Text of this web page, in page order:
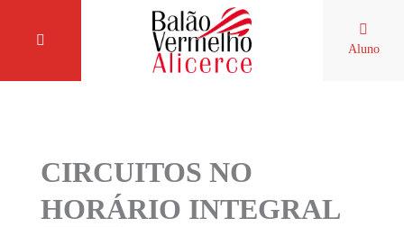
Aluno
CIRCUITOS NO
HORÁRIO INTEGRAL